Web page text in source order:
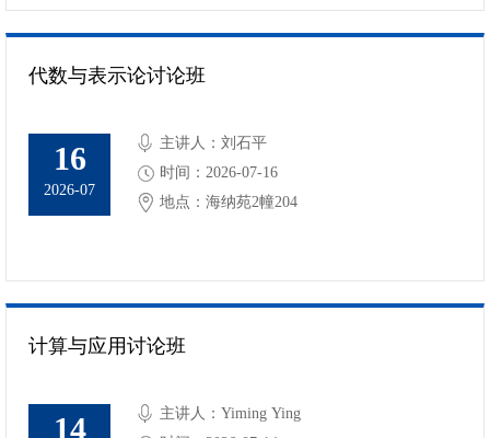
代数与表示论讨论班
16
2026-07
主讲人：刘石平
时间：2026-07-16
地点：海纳苑2幢204
计算与应用讨论班
14
主讲人：Yiming Ying